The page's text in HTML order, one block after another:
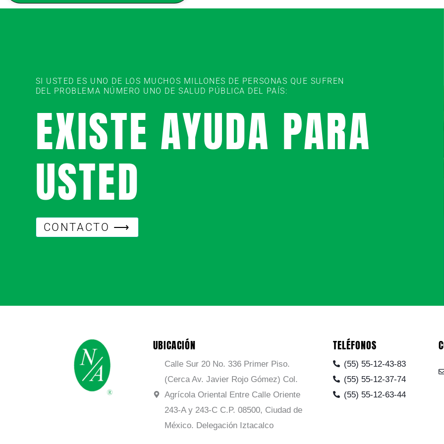
SI USTED ES UNO DE LOS MUCHOS MILLONES DE PERSONAS QUE SUFREN
DEL PROBLEMA NÚMERO UNO DE SALUD PÚBLICA DEL PAÍS:
EXISTE AYUDA PARA
USTED
CONTACTO ⟶
UBICACIÓN
Calle Sur 20 No. 336 Primer Piso.
(Cerca Av. Javier Rojo Gómez) Col.
Agrícola Oriental Entre Calle Oriente
243-A y 243-C C.P. 08500, Ciudad de
México. Delegación Iztacalco
TELÉFONOS
(55) 55-12-43-83
(55) 55-12-37-74
(55) 55-12-63-44